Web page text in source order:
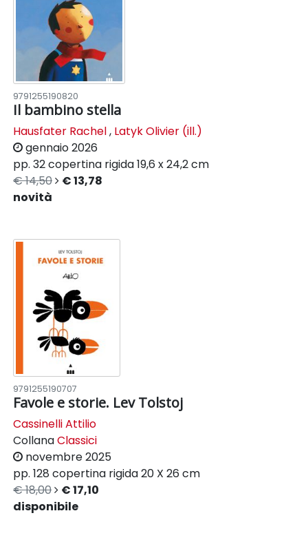
9791255190820
Il bambino stella
Hausfater Rachel, Latyk Olivier (ill.)
gennaio 2026
pp. 32copertina rigida19,6 x 24,2 cm
€ 14,50
€ 13,78
novità
9791255190707
Favole e storie. Lev Tolstoj
Cassinelli Attilio
CollanaClassici
novembre 2025
pp. 128 copertina rigida20 X 26 cm
€ 18,00
€ 17,10
disponibile